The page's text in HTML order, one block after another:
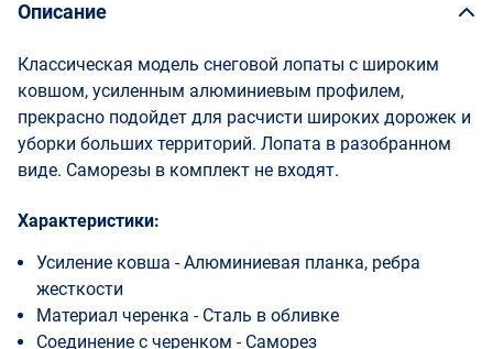
Описание
Классическая модель снеговой лопаты с широким
ковшом, усиленным алюминиевым профилем,
прекрасно подойдет для расчисти широких дорожек и
уборки больших территорий. Лопата в разобранном
виде. Саморезы в комплект не входят.
Характеристики:
Усиление ковша - Алюминиевая планка, ребра
жесткости
Материал черенка - Сталь в обливке
Соединение с черенком - Саморез